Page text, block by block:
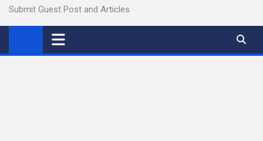
Submit Guest Post and Articles